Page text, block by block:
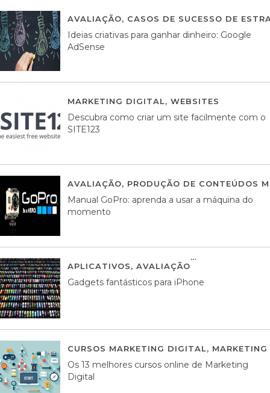
AVALIAÇÃO, CASOS DE SUCESSO DE
Ideias criativas para ganhar dinheiro: Google
AdSense
MARKETING DIGITAL, WEBSITES
Descubra como criar um site facilmente com o
SITE123
AVALIAÇÃO, PRODUÇÃO DE CONTEÚDOS
Manual GoPro: aprenda a usar a máquina do
momento
APLICATIVOS, AVALIAÇÃO
Gadgets fantásticos para iPhone
CURSOS MARKETING DIGITAL,
Os 13 melhores cursos online de Marketing
Digital